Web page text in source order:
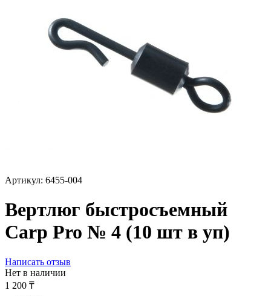
Артикул: 6455-004
Вертлюг быстросъемный
Carp Pro № 4 (10 шт в уп)
Написать отзыв
Нет в наличии
1 200 ₸